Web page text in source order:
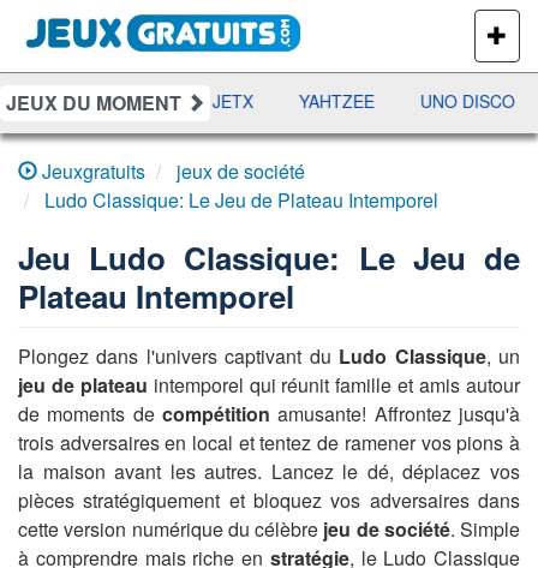
PLUS
DE
JEUX
JEUX DU MOMENT
DAMES RAMI JETX YAHTZEE UNO DISCO
Jeuxgratuits
jeux de société
Ludo Classique: Le Jeu de Plateau Intemporel
Jeu Ludo Classique: Le Jeu de
Plateau Intemporel
Plongez dans l'univers captivant du Ludo Classique, un
jeu de plateau intemporel qui réunit famille et amis autour
de moments de compétition amusante! Affrontez jusqu'à
trois adversaires en local et tentez de ramener vos pions à
la maison avant les autres. Lancez le dé, déplacez vos
pièces stratégiquement et bloquez vos adversaires dans
cette version numérique du célèbre jeu de société. Simple
à comprendre mais riche en stratégie, le Ludo Classique